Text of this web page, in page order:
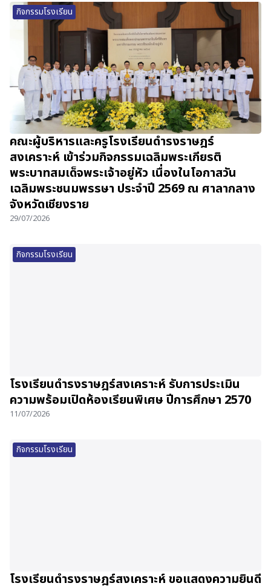
กิจกรรมโรงเรียน
คณะผู้บริหารและครูโรงเรียนดำรงราษฎร์
สงเคราะห์ เข้าร่วมกิจกรรมเฉลิมพระเกียรติ
พระบาทสมเด็จพระเจ้าอยู่หัว เนื่องในโอกาสวัน
เฉลิมพระชนมพรรษา ประจำปี 2569 ณ ศาลากลาง
จังหวัดเชียงราย
29/07/2026
กิจกรรมโรงเรียน
โรงเรียนดำรงราษฎร์สงเคราะห์ รับการประเมิน
ความพร้อมเปิดห้องเรียนพิเศษ ปีการศึกษา 2570
11/07/2026
กิจกรรมโรงเรียน
โรงเรียนดำรงราษฎร์สงเคราะห์ ขอแสดงความยินดี